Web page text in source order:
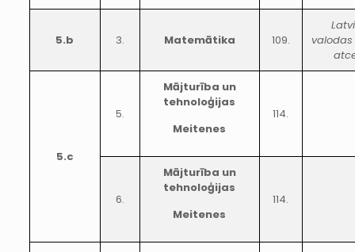
5.b 3. Matemātika 109.
5.c
5.
Mājturība un
tehnoloģijas
Meitenes
114.
6.
Mājturība un
tehnoloģijas
Meitenes
114.